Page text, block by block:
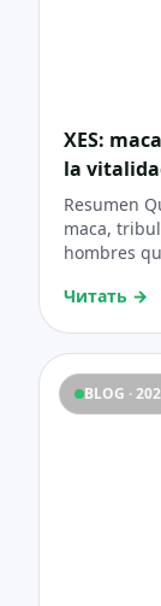
XES:
la
confianza
Resumen Qué es: complemento alimenticio con
maca, tribulus,
hombres
mañana +
éxito:
comida real,
no
(incluida
consulta
Читать →
BLOG ·